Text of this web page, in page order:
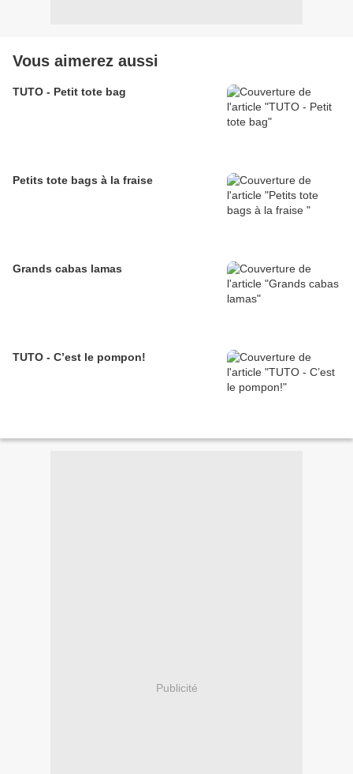
Vous aimerez aussi
TUTO - Petit tote bag
Petits tote bags à la fraise
Grands cabas lamas
TUTO - C’est le pompon!
Publicité